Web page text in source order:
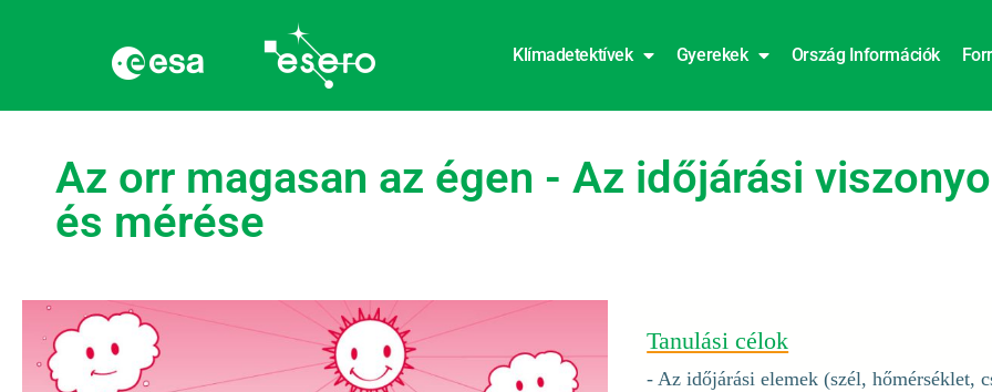
Klímadetektívek Gyerekek Ország Információk
Az orr magasan az égen - Az időjárási
és mérése
Tanulási célok
- Az időjárási elemek (szél, hőmérséklet,